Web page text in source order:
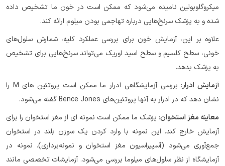
میکروگلوبولین نامیده می‌شود که ممکن است در خون ما تشخیص داده
شده و به پزشک سرنخ‌هایی درباره تهاجمی بودن میلوم ارائه کند.
علاوه بر این، آزمایش خون برای بررسی عملکرد کلیه، شمارش سلول‌های
خونی، سطح کلسیم و سطح اسید اوریک می‌تواند سرنخ‌هایی برای تشخیص
به پزشک بدهد.
آزمایش ادرار
: بررسی آزمایشگاهی ادرار ما ممکن است پروتئین های M را
نشان دهد که در ادرار به آنها پروتئین‌های Bence Jones گفته می‌شود.
معاینه مغز استخوان: پزشک ما ممکن است نمونه ای از مغز استخوان را برای
آزمایش خارج کند. این نمونه با وارد کردن یک سوزن بلند در استخوان
جمع‌آوری می‌شود (آسپیراسیون مغز استخوان و نمونه‌برداری). نمونه در
آزمایشگاه از نظر سلول‌های میلوما بررسی می‌شود. آزمایشات تخصصی مانند